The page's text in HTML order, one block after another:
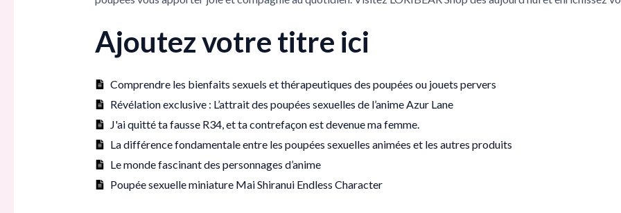
Ajoutez votre titre ici
Comprendre les bienfaits sexuels et thérapeutiques des poupées ou jouets pervers
Révélation exclusive : L’attrait des poupées sexuelles de l’anime Azur Lane
J'ai quitté ta fausse R34, et ta contrefaçon est devenue ma femme.
La différence fondamentale entre les poupées sexuelles animées et les autres produits
Le monde fascinant des personnages d’anime
Poupée sexuelle miniature Mai Shiranui Endless Character